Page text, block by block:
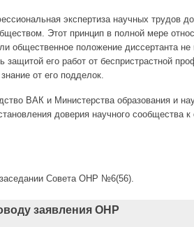
экспертиза научных трудов
Этот принцип в полной мере
общественное положение диссертанта
его работ от беспристрастной
от его подделок.
ВАК и Министерства образования и
доверия научного сообщества к
Совета ОНР №6(56).
заявления ОНР